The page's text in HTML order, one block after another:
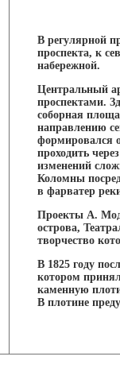
В регулярной
проспекта, к
набережной.
Центральный
проспектами.
соборная
направлению
формировался
проходить
изменений
Коломны
в фарватер
Проекты А.
острова,
творчество
В 1825 году
котором
каменную
В плотине